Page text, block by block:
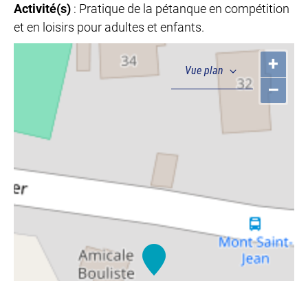
Activité(s) : Pratique de la pétanque en compétition
et en loisirs pour adultes et enfants.
+
–